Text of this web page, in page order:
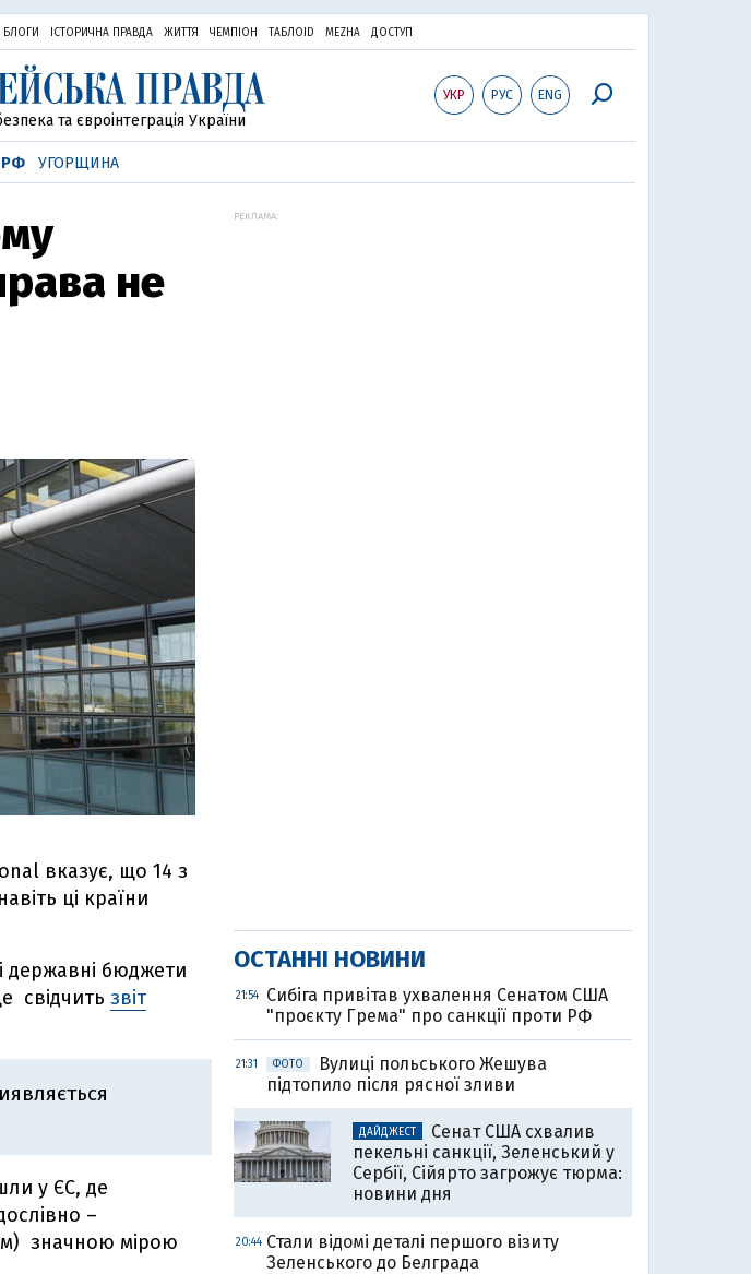
БЛОГИ ІСТОРИЧНА ПРАВДА ЖИТТЯ ЧЕМПІОН ТАБЛОID MEZHA ДОСТУП
УКР РУС ENG
та євроінтеграція України
РФ УГОРЩИНА
не
вказує, що 14 з
ці країни
державні бюджети
свідчить звіт
у ЄС, де
–
значною мірою
РЕКЛАМА:
ОСТАННІ НОВИНИ
21:54
Cибіга привітав ухвалення Сенатом США
"проєкту Грема" про санкції проти РФ
21:31 ФОТО
Вулиці польського Жешува
підтопило після рясної зливи
ДАЙДЖЕСТ
Сенат США схвалив
пекельні санкції, Зеленський у
Сербії, Сійярто загрожує тюрма:
новини дня
20:44 Стали відомі деталі першого візиту
Зеленського до Белграда